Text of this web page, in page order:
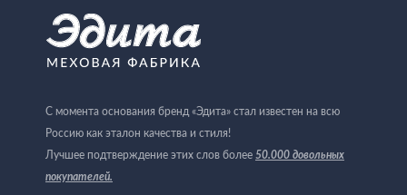
С момента основания бренд «Эдита» стал известен на всю
Россию как эталон качества и стиля!
Лучшее подтверждение этих слов более 50.000 довольных
покупателей.